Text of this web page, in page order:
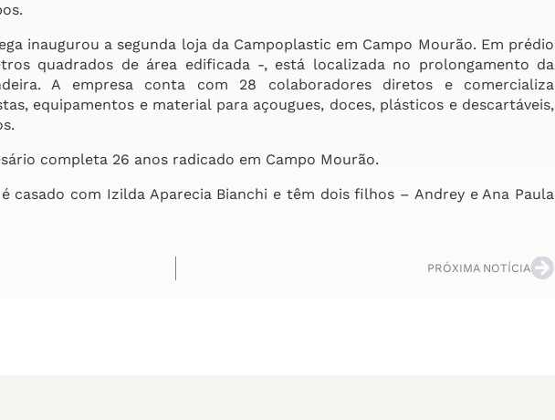
inaugurou a segunda loja da Campoplastic em Campo Mourão. Em prédio
quadrados de área edificada -, está localizada no prolongamento da
A empresa conta com 28 colaboradores diretos e comercializa
equipamentos e material para açougues, doces, plásticos e descartáveis,
completa 26 anos radicado em Campo Mourão.
casado com Izilda Aparecia Bianchi e têm dois filhos – Andrey e Ana Paula
PRÓXIMA NOTÍCIA